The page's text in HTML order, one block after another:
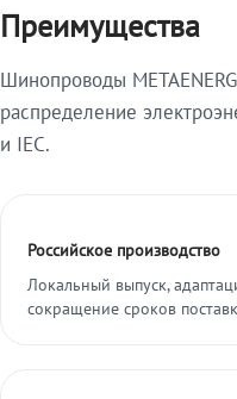
Преимущества
Шинопроводы
распределение
и IEC.
Российское производство
Локальный выпуск,
сокращение сроков